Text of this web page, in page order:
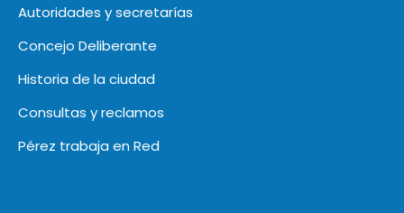
Autoridades y secretarías
Concejo Deliberante
Historia de la ciudad
Consultas y reclamos
Pérez trabaja en Red